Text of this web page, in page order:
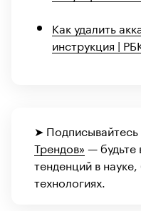
Как удалить
инструкция |
➤ Подписывайтесь
Трендов» — будьте
тенденций в
технологиях.